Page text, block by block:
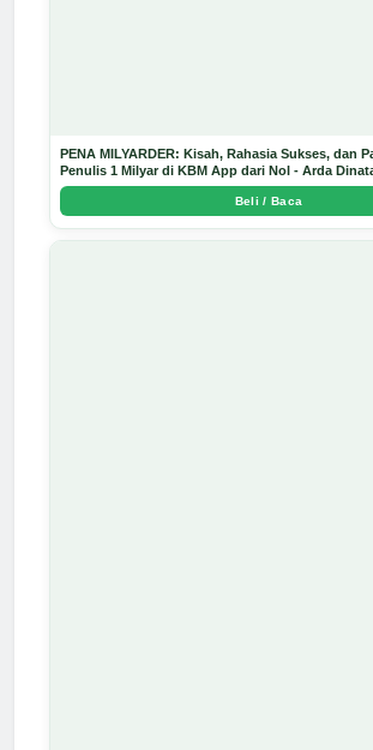
PENA MILYARDER: Kisah, Rahasia Sukses, dan
Penulis 1 Milyar di KBM App dari Nol - Arda
Beli / Baca